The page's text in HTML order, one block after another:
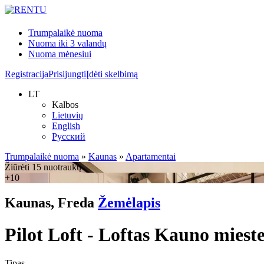
Trumpalaikė nuoma
Nuoma iki 3 valandų
Nuoma mėnesiui
RegistracijaPrisijungtiĮdėti skelbimą
LT
Kalbos
Lietuvių
English
Русский
Trumpalaikė nuoma » Kaunas » Apartamentai
Žiūrėti 15 nuotraukų
+10
Kaunas, Freda Žemėlapis
Pilot Loft - Loftas Kauno